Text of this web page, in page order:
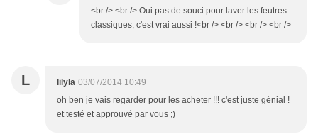
<br /> <br /> Oui pas de souci pour laver les feutres
classiques, c'est vrai aussi !<br /> <br /> <br /> <br />
L lilyla 03/07/2014 10:49
oh ben je vais regarder pour les acheter !!! c'est juste génial !
et testé et approuvé par vous ;)